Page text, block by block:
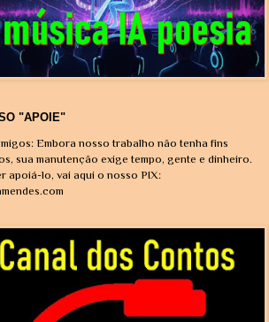
"APOIE"
Embora nosso trabalho não tenha fins
sua manutenção exige tempo, gente e dinheiro.
apoiá-lo, vai aqui o nosso PIX: